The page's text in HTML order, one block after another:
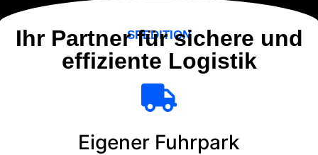
SPEDITION
Ihr Partner für sichere und
effiziente Logistik
Eigener Fuhrpark